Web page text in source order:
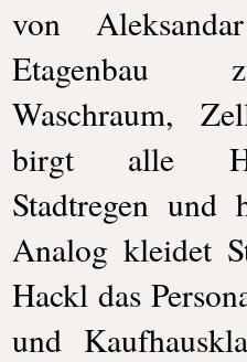
von
Etagenbau
Waschraum,
birgt alle
Stadtregen und
Analog kleidet
Hackl das
und